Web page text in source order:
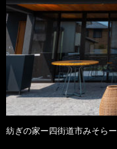
紡ぎの家ー四街道市みそらー